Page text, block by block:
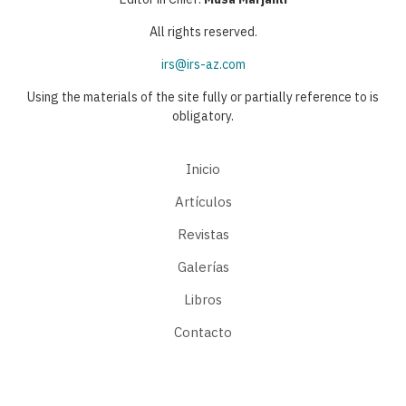
All rights reserved.
irs@irs-az.com
Using the materials of the site fully or partially reference to is
obligatory.
Inicio
Artículos
Revistas
Galerías
Libros
Contacto